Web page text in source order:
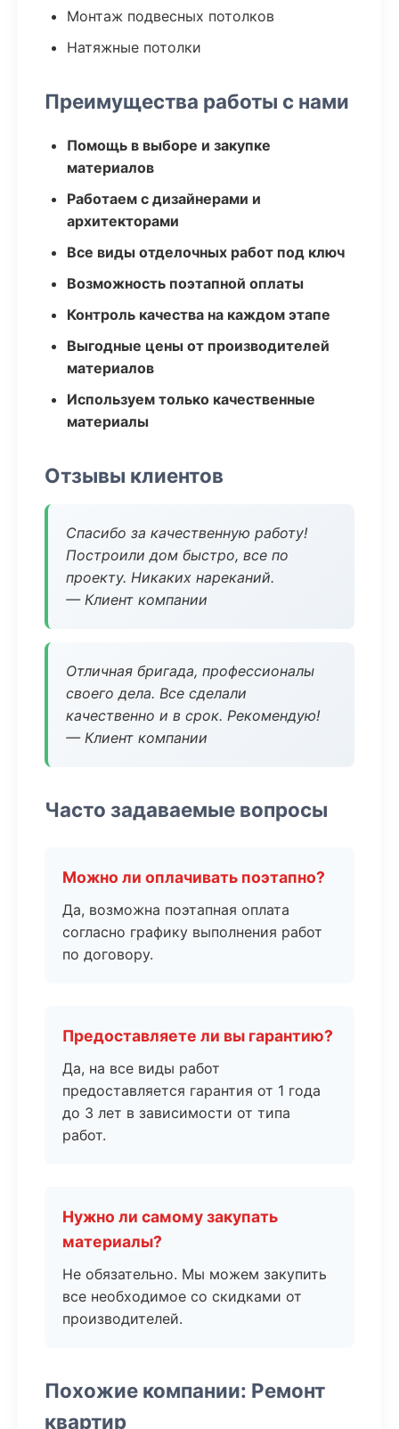
Монтаж подвесных потолков
Натяжные потолки
Преимущества работы с нами
Помощь в выборе и закупке
материалов
Работаем с дизайнерами и
архитекторами
Все виды отделочных работ под ключ
Возможность поэтапной оплаты
Контроль качества на каждом этапе
Выгодные цены от производителей
материалов
Используем только качественные
материалы
Отзывы клиентов
Спасибо за качественную работу!
Построили дом быстро, все по
проекту. Никаких нареканий.
— Клиент компании
Отличная бригада, профессионалы
своего дела. Все сделали
качественно и в срок. Рекомендую!
— Клиент компании
Часто задаваемые вопросы
Можно ли оплачивать поэтапно?
Да, возможна поэтапная оплата
согласно графику выполнения работ
по договору.
Предоставляете ли вы гарантию?
Да, на все виды работ
предоставляется гарантия от 1 года
до 3 лет в зависимости от типа
работ.
Нужно ли самому закупать
материалы?
Не обязательно. Мы можем закупить
все необходимое со скидками от
производителей.
Похожие компании: Ремонт
квартир